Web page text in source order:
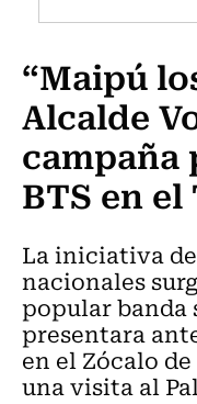
Programas
“Maipú
Alcalde
campaña
BTS en
La iniciativa
nacionales
popular banda
presentara
en el Zócalo
una visita al